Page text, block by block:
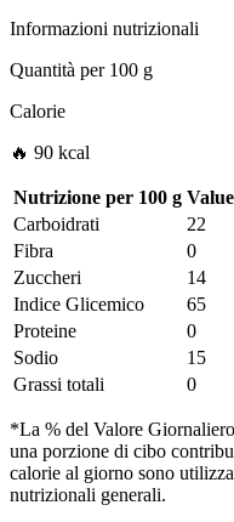
Informazioni nutrizionali
Quantità per100 g
Calorie
🔥 90 kcal
Nutrizione per 100 g Value
Carboidrati
22
Fibra
0
Zuccheri
14
Indice Glicemico
65
Proteine
0
Sodio
15
Grassi totali
0
*La % del Valore
una porzione di cibo
calorie al giorno sono
nutrizionali generali.